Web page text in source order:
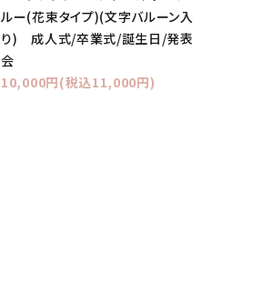
ルー(花束タイプ)(文字バルーン入
り) 成人式/卒業式/誕生日/発表
会
10,000円(税込11,000円)